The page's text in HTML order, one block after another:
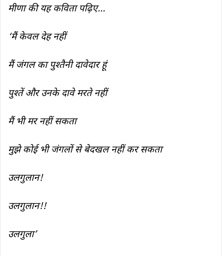
मीणा की यह कविता पढ़िए…
‘मैं केवल देह नहीं
मैं जंगल का पुश्तैनी दावेदार हूं
पुश्तें और उनके दावे मरते नहीं
मैं भी मर नहीं सकता
मुझे कोई भी जंगलों से बेदखल नहीं कर सकता
उलगुलान!
उलगुलान!!
उलगुला’